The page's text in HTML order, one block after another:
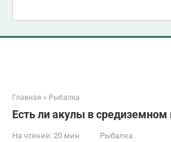
Главная » Рыбалка
Есть ли акулы в
На чтение: 20 мин Рыбалка